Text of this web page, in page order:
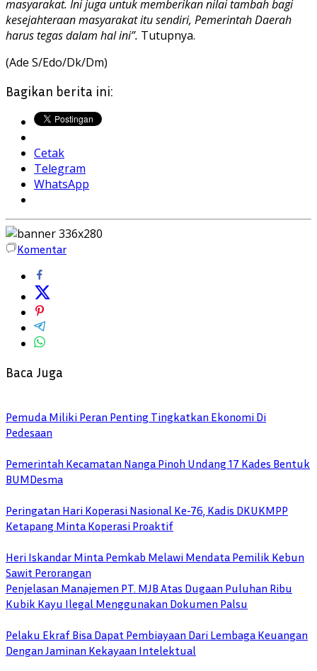
masyarakat. Ini juga untuk memberikan nilai tambah bagi
kesejahteraan masyarakat itu sendiri, Pemerintah Daerah
harus tegas dalam hal ini”. Tutupnya.
(Ade S/Edo/Dk/Dm)
Bagikan berita ini:
Cetak
Telegram
WhatsApp
Komentar
Baca Juga
Pemuda Miliki Peran Penting Tingkatkan Ekonomi Di
Pedesaan
Pemerintah Kecamatan Nanga Pinoh Undang 17 Kades Bentuk
BUMDesma
Peringatan Hari Koperasi Nasional Ke-76, Kadis DKUKMPP
Ketapang Minta Koperasi Proaktif
Heri Iskandar Minta Pemkab Melawi Mendata Pemilik Kebun
Sawit Perorangan
Penjelasan Manajemen PT. MJB Atas Dugaan Puluhan Ribu
Kubik Kayu Ilegal Menggunakan Dokumen Palsu
Pelaku Ekraf Bisa Dapat Pembiayaan Dari Lembaga Keuangan
Dengan Jaminan Kekayaan Intelektual